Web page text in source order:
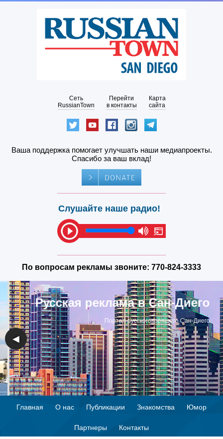
Сеть
RussianTown
Перейти
в контакты
Карта
сайта
Ваша поддержка помогает улучшать наши медиапроекты.
Спасибо за ваш вклад!
Слушайте наше радио!
По вопросам рекламы звоните: 770-824-3333
Русская реклама в Сан-Диего
Портал русскоговорящего Сан-Диего
◀ ▶
Главная О нас Публикации Знакомства Юмор
Партнеры Контакты